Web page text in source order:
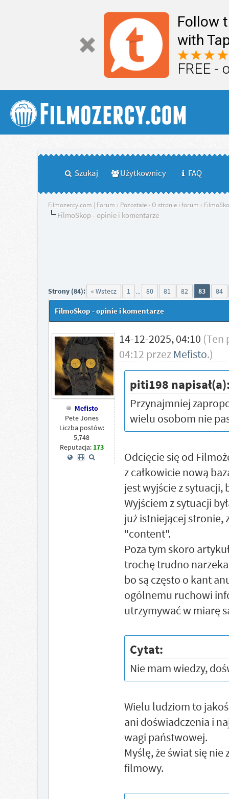
Follow
with
FREE -
Szukaj Użytkownicy FAQ
Filmozercy.com | Forum › Pozostałe› O stronie i forum ›
FilmoSkop - opinie i komentarze
Strony (84): « Wstecz 1 ... 80 81 82 83 84
FilmoSkop - opinie i komentarze
Mefisto
Pete Jones
Liczba postów:
5,748
Reputacja: 173
14-12-2025, 04:10 (Ten
04:12 przez Mefisto.)
piti198
Przynajmniej
wielu osobom nie
Odcięcie się od
z całkowicie nową
jest wyjście z sytuacji,
Wyjściem z sytuacji
już istniejącej stronie,
"content".
Poza tym skoro
trochę trudno
bo są często o kant
ogólnemu ruchowi
utrzymywać w miarę
Cytat:
Nie mam wiedzy,
Wielu ludziom to
ani doświadczenia i
wagi państwowej.
Myślę, że świat się
filmowy.